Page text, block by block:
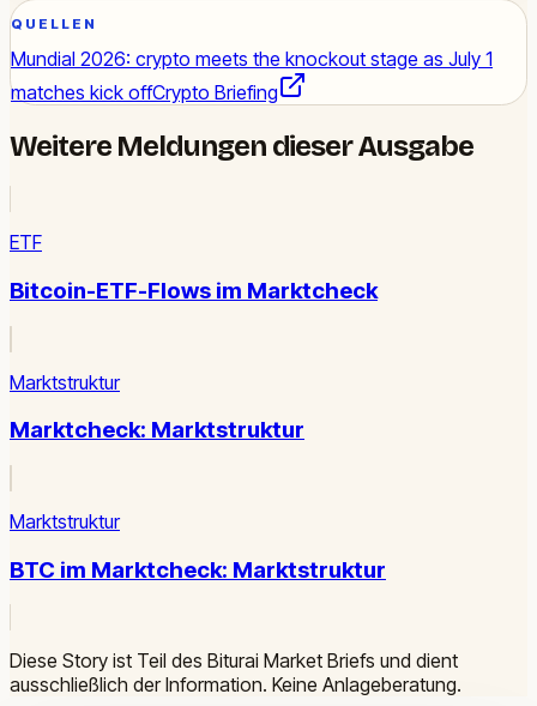
QUELLEN
Mundial 2026: crypto meets the knockout stage as July 1
matches kick offCrypto Briefing
Weitere Meldungen dieser Ausgabe
ETF
Bitcoin-ETF-Flows im Marktcheck
Marktstruktur
Marktcheck: Marktstruktur
Marktstruktur
BTC im Marktcheck: Marktstruktur
Diese Story ist Teil des Biturai Market Briefs und dient
ausschließlich der Information. Keine Anlageberatung.